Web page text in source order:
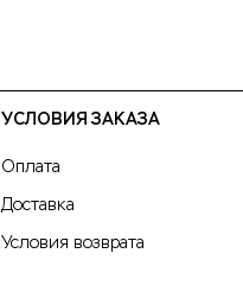
УСЛОВИЯ ЗАКАЗА
Оплата
Доставка
Условия возврата